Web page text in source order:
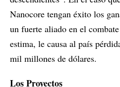
Nanocore tengan éxito los
un fuerte aliado en el
estima, le causa al país
mil millones de dólares.
Los Proyectos